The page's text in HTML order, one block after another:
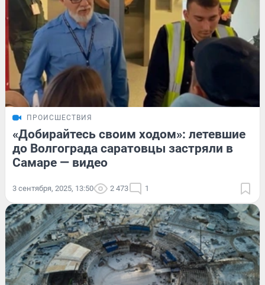
ПРОИСШЕСТВИЯ
«Добирайтесь своим ходом»: летевшие
до Волгограда саратовцы застряли в
Самаре — видео
3 сентября, 2025, 13:50 2 473 1